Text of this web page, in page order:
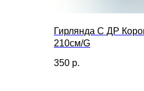
Гирлянда С ДР
210см/G
350 р.